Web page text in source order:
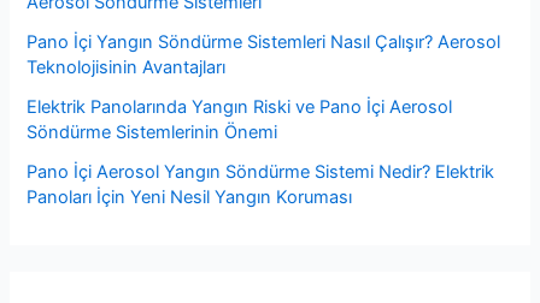
Pano İçi Yangın Söndürme Sistemleri Nasıl Çalışır? Aerosol
Teknolojisinin Avantajları
Elektrik Panolarında Yangın Riski ve Pano İçi Aerosol
Söndürme Sistemlerinin Önemi
Pano İçi Aerosol Yangın Söndürme Sistemi Nedir? Elektrik
Panoları İçin Yeni Nesil Yangın Koruması